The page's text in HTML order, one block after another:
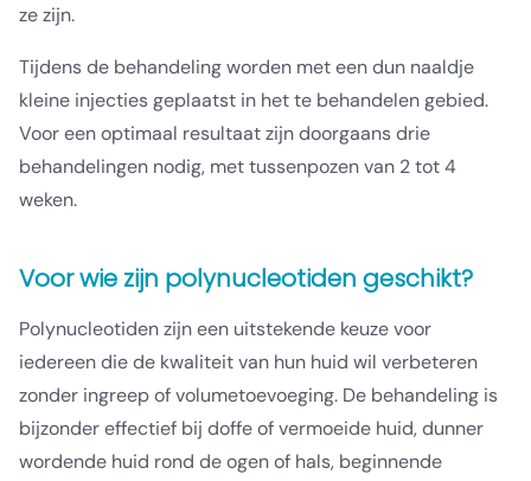
ze zijn.
Tijdens de behandeling worden met een dun naaldje
kleine injecties geplaatst in het te behandelen gebied.
Voor een optimaal resultaat zijn doorgaans drie
behandelingen nodig, met tussenpozen van 2 tot 4
weken.
Voor wie zijn polynucleotiden geschikt?
Polynucleotiden zijn een uitstekende keuze voor
iedereen die de kwaliteit van hun huid wil verbeteren
zonder ingreep of volumetoevoeging. De behandeling is
bijzonder effectief bij doffe of vermoeide huid, dunner
wordende huid rond de ogen of hals, beginnende